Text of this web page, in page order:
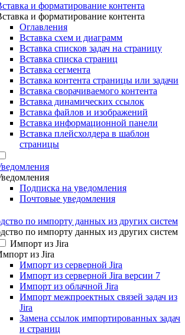
и форматирование контента
и форматирование контента
Оглавления
Вставка схем и диаграмм
Вставка списков задач на страницу
Вставка списка страниц
Вставка сегмента
Вставка контента страницы или задачи
Вставка сворачиваемого контента
Вставка динамических ссылок
Вставка файлов и изображений
Вставка информационной панели
Вставка плейсхолдера в шаблон
страницы
Подписка на уведомления
Почтовые уведомления
по импорту данных из других систем
по импорту данных из других систем
Импорт из Jira
из Jira
Импорт из серверной Jira
Импорт из серверной Jira версии 7
Импорт из облачной Jira
Импорт межпроектных связей задач из
Jira
Замена ссылок импортированных задач
и страниц